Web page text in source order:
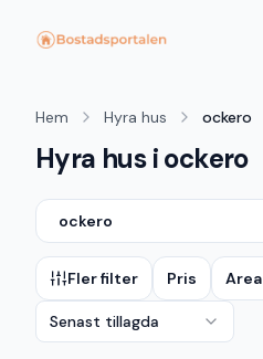
Hem Hyra hus ockero
Hyra hus i ockero
ockero
Fler filter Pris Area
Senast tillagda